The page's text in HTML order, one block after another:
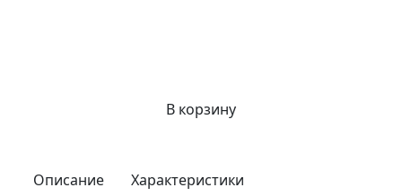
В корзину
Описание
Характеристики